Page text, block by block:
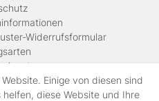
Widerrufsformular
Einige von diesen sind
diese Website und Ihre